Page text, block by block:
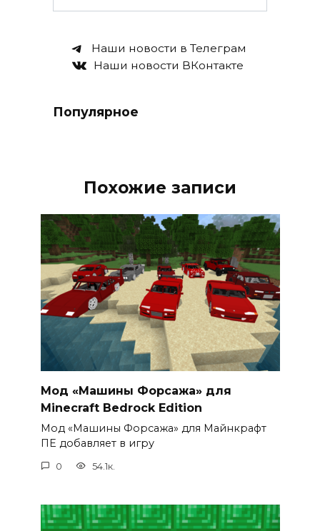
Наши новости в Телеграм
Наши новости ВКонтакте
Популярное
Похожие записи
Мод «Машины Форсажа» для
Minecraft Bedrock Edition
Мод «Машины Форсажа» для Майнкрафт
ПЕ добавляет в игру
0 54.1к.